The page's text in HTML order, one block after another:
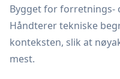
Bygget for forretnings-
Håndterer tekniske
konteksten, slik at
mest.